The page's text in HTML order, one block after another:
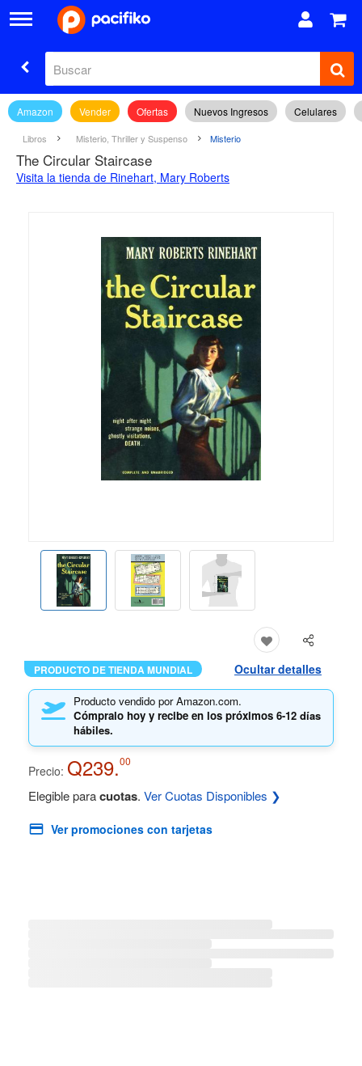
Amazon Vender Ofertas Nuevos Ingresos Celulares
Libros Misterio, Thriller y Suspenso Misterio
The Circular Staircase
Visita la tienda de Rinehart, Mary Roberts
PRODUCTO DE TIENDA MUNDIAL Ocultar detalles
Producto vendido por Amazon.com.
Cómpralo hoy y recibe en los próximos 6-12 días
hábiles.
Precio: Q239.00
Elegible paracuotas. Ver Cuotas Disponibles ❯
Ver promociones con tarjetas